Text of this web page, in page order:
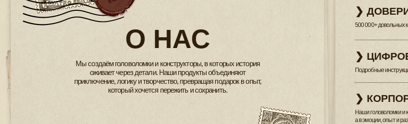
❯ KICKSTARTER-
6 успешных запусков на платформе